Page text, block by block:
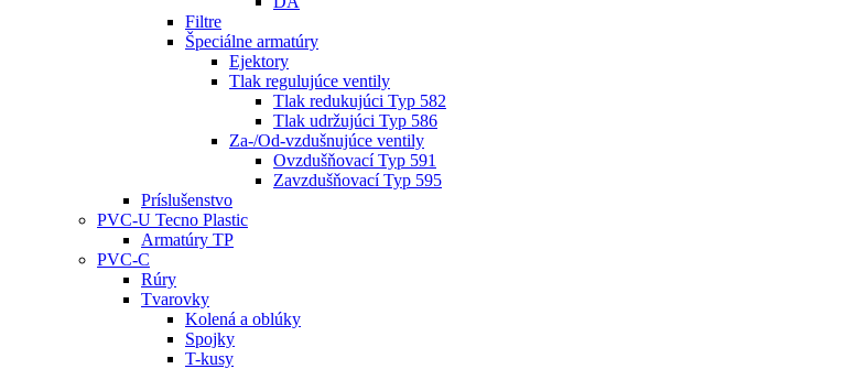
Filtre
Špeciálne armatúry
Ejektory
Tlak regulujúce ventily
Tlak redukujúci Typ 582
Tlak udržujúci Typ 586
Za-/Od-vzdušnujúce ventily
Ovzdušňovací Typ 591
Zavzdušňovací Typ 595
Príslušenstvo
PVC-U Tecno Plastic
Armatúry TP
PVC-C
Rúry
Tvarovky
Kolená a oblúky
Spojky
T-kusy